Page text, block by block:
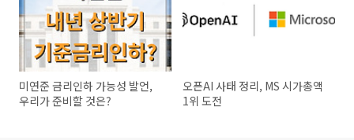
미연준 금리인하 가능성 발언,
우리가 준비할 것은?
오픈AI 사태 정리, MS 시가총액
1위 도전